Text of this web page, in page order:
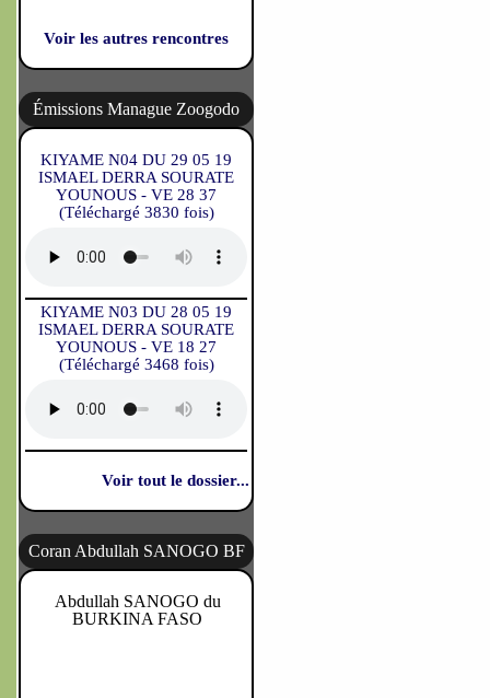
Voir les autres rencontres
Émissions Manague Zoogodo
KIYAME N04 DU 29 05 19
ISMAEL DERRA SOURATE
YOUNOUS - VE 28 37
(Téléchargé 3830 fois)
KIYAME N03 DU 28 05 19
ISMAEL DERRA SOURATE
YOUNOUS - VE 18 27
(Téléchargé 3468 fois)
Voir tout le dossier...
Coran Abdullah SANOGO BF
Abdullah SANOGO du
BURKINA FASO